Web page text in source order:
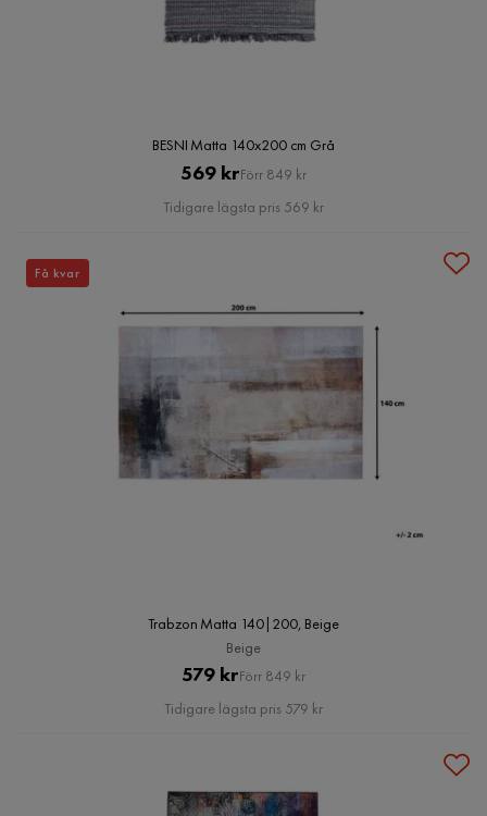
BESNI Matta 140x200 cm Grå
Pris
569 krOriginal
Pris
Förr 849 kr
Tidigare lägsta pris 569 kr
Trabzon Matta 140|200, Beige
Beige
Pris
579 krOriginal
Pris
Förr 849 kr
Tidigare lägsta pris 579 kr
Få kvar